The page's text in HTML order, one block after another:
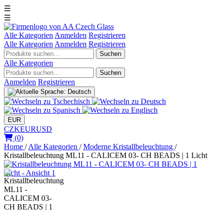
☰
☰
Alle Kategorien Anmelden Registrieren
Alle Kategorien Anmelden Registrieren
Suchen
Alle Kategorien
Suchen
Anmelden Registrieren
EUR
CZKEURUSD
(0)
Home / Alle Kategorien / Moderne Kristallbeleuchtung /
Kristallbeleuchtung ML11 - CALICEM 03- CH BEADS | 1 Licht